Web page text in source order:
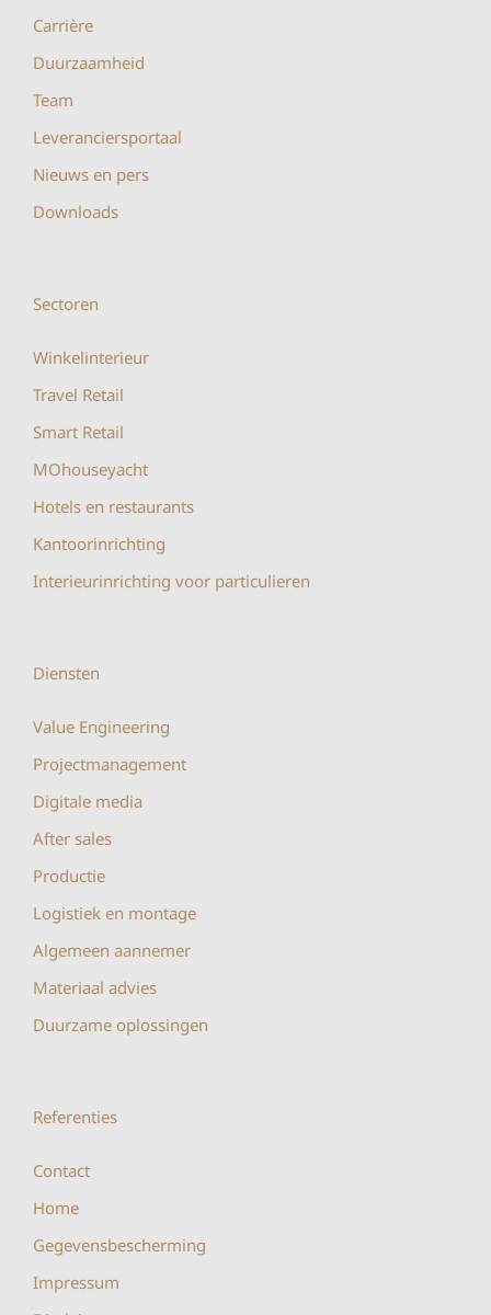
Carrière
Duurzaamheid
Team
Leveranciersportaal
Nieuws en pers
Downloads
Sectoren
Winkelinterieur
Travel Retail
Smart Retail
MOhouseyacht
Hotels en restaurants
Kantoorinrichting
Interieurinrichting voor particulieren
Diensten
Value Engineering
Projectmanagement
Digitale media
After sales
Productie
Logistiek en montage
Algemeen aannemer
Materiaal advies
Duurzame oplossingen
Referenties
Contact
Home
Gegevensbescherming
Impressum